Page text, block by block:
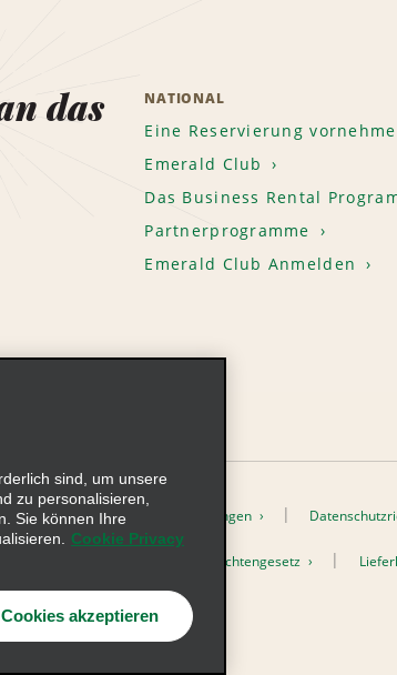
das
NATIONAL
Eine Reservierung
Emerald Club
Das Business Rental
Partnerprogramme
Emerald Club Anmelden
Nutzungsbedingungen
nach dem Lieferkettensorgfaltspflichtengesetz
Inc. Alle Rechte vorbehalten
sind, um unsere
zu personalisieren,
Sie können Ihre
Cookie Privacy
akzeptieren